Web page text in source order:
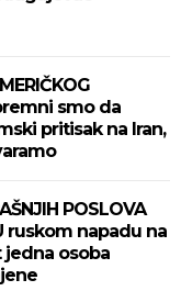
smo da
pritisak na Iran,
POSLOVA
ruskom napadu na
jedna osoba